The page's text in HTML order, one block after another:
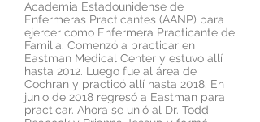
Academia Estadounidense de
Enfermeras Practicantes (AANP) para
ejercer como Enfermera Practicante de
Familia. Comenzó a practicar en
Eastman Medical Center y estuvo allí
hasta 2012. Luego fue al área de
Cochran y practicó allí hasta 2018. En
junio de 2018 regresó a Eastman para
practicar. Ahora se unió al Dr. Todd